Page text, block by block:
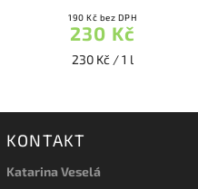
190 Kč bez DPH
230 Kč
230 Kč / 1 l
KONTAKT
Katarina Veselá